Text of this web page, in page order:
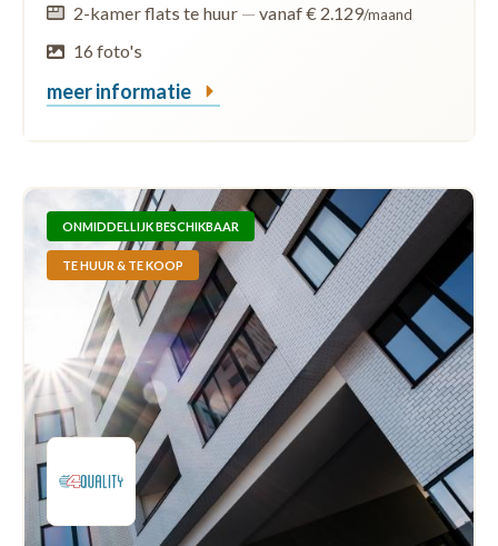
2-kamer flats te huur — vanaf € 2.129/maand
16 foto's
meer informatie
ONMIDDELLIJK BESCHIKBAAR
TE HUUR & TE KOOP